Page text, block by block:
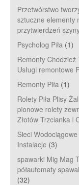
Przetwórstwo
sztuczne elementy
przytwierdzeń
Psycholog Piła (1)
Remonty
Usługi remontowe
Remonty Piła (1)
Rolety Piła Plisy
pionowe rolety
Złotów Trzcianka i
Sieci
Instalacje (3)
spawarki Mig Mag
półautomaty
(32)